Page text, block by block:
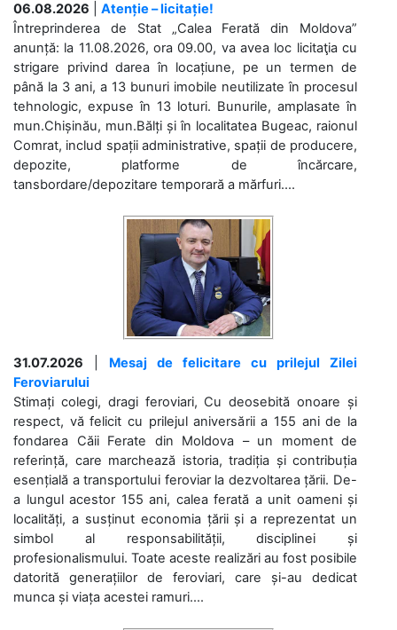
06.08.2026
Atenție – licitație!
Întreprinderea de Stat „Calea Ferată din Moldova”
anunță: la 11.08.2026, ora 09.00, va avea loc licitaţia cu
strigare privind darea în locațiune, pe un termen de
până la 3 ani, a 13 bunuri imobile neutilizate în procesul
tehnologic, expuse în 13 loturi. Bunurile, amplasate în
mun.Chișinău, mun.Bălți și în localitatea Bugeac, raionul
Comrat, includ spații administrative, spații de producere,
depozite, platforme de încărcare,
tansbordare/depozitare temporară a mărfuri....
31.07.2026
Mesaj de felicitare cu prilejul Zilei
Feroviarului
Stimați colegi, dragi feroviari, Cu deosebită onoare și
respect, vă felicit cu prilejul aniversării a 155 ani de la
fondarea Căii Ferate din Moldova – un moment de
referință, care marchează istoria, tradiția și contribuția
esențială a transportului feroviar la dezvoltarea țării. De-
a lungul acestor 155 ani, calea ferată a unit oameni și
localități, a susținut economia țării și a reprezentat un
simbol al responsabilității, disciplinei și
profesionalismului. Toate aceste realizări au fost posibile
datorită generațiilor de feroviari, care și-au dedicat
munca și viața acestei ramuri....